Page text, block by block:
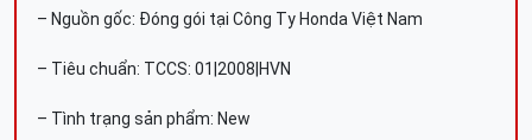
– Nguồn gốc: Đóng gói tại Công Ty Honda Việt Nam
– Tiêu chuẩn: TCCS: 01|2008|HVN
– Tình trạng sản phẩm: New